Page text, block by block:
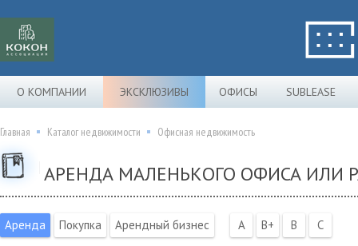
О КОМПАНИИ ЭКСКЛЮЗИВЫ ОФИСЫ SUBLEASE
Главная Каталог недвижимости Офисная недвижимость
АРЕНДА МАЛЕНЬКОГО ОФИСА ИЛИ
Аренда Покупка Арендный бизнес A B+ B C